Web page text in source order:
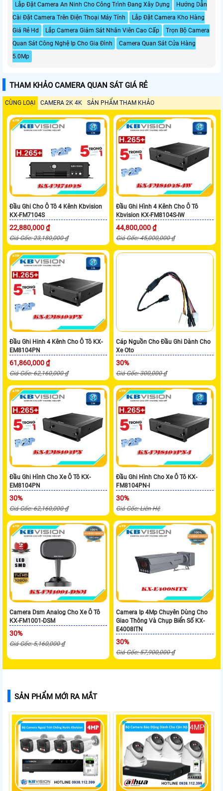
Lắp Đặt Camera An Ninh Cho Công Trình Đang Xây Dựng
Hướng Dẫn
Cài Đặt Camera Trên Điện Thoại Máy Tính
Lắp Đặt Camera Kho Hàng
Giá Rẻ Hd
Lắp Camera Giám Sát Nhân Viên Cao Cấp
Trọn Bộ Camera
Quan Sát Công Nghệ Ip Cho Gia Đình
Camera Quan Sát Cửa Hàng
5.0Mp
THAM KHẢO CAMERA QUAN SÁT GIÁ RẺ
CÙNG LOẠI CAMERA 2K 4K SẢN PHẨM THAM KHẢO
Đầu Ghi Cho Ô Tô 4 Kênh Kbvision
KX-FM7104S
22,880,000 ₫
Giá Gốc: 23,180,000 ₫
Đầu Ghi Hình 4 Kênh Cho Ô Tô
Kbvision KX-FM8104S-IW
44,800,000 ₫
Giá Gốc: 45,000,000 ₫
Đầu Ghi Hinh 4 Kênh Cho Ô Tô KX-
EM8104PN
61,860,000 ₫
Giá Gốc: 62,160,000 ₫
Cáp Nguồn Cho Đầu Ghi Dành Cho
Xe Oto
30%
Giá Gốc: 300,000 ₫
Đầu Ghi Hình Cho Xe Ô Tô KX-
EM8104PN
30%
Giá Gốc: 62,160,000 ₫
Đầu Ghi Hình Cho Xe Ô Tô KX-
FM8104PN-I
30%
Giá Gốc: Liên Hệ
Camera Dsm Analog Cho Xe Ô Tô
KX-FM1001-DSM
30%
Giá Gốc: 5,160,000 ₫
Camera Ip 4Mp Chuyên Dùng Cho
Giao Thông Và Chụp Biển Số KX-
E4008ITN
30%
Giá Gốc: 57,900,000 ₫
SẢN PHẨM MỚI RA MẮT